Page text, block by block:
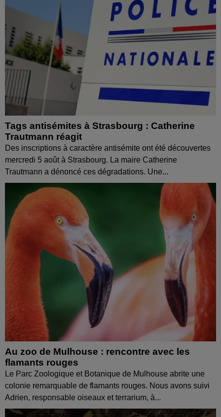
Tags antisémites à Strasbourg : Catherine
Trautmann réagit
Des inscriptions à caractère antisémite ont été découvertes
mercredi 5 août à Strasbourg. La maire Catherine
Trautmann a dénoncé ces dégradations. Une...
Au zoo de Mulhouse : rencontre avec les
flamants rouges
Le Parc Zoologique et Botanique de Mulhouse abrite une
colonie remarquable de flamants rouges. Nous avons suivi
Adrien, responsable oiseaux et terrarium, à...